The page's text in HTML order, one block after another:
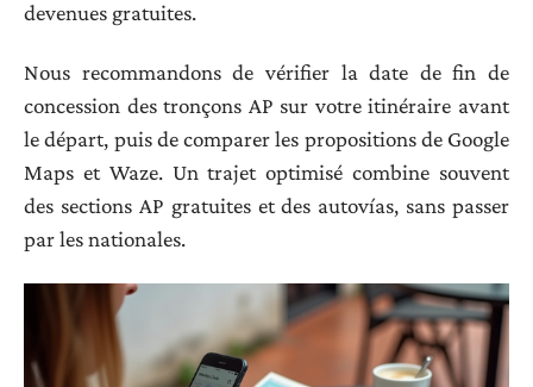
devenues gratuites.
Nous recommandons de vérifier la date de fin de
concession des tronçons AP sur votre itinéraire avant
le départ, puis de comparer les propositions de Google
Maps et Waze. Un trajet optimisé combine souvent
des sections AP gratuites et des autovías, sans passer
par les nationales.